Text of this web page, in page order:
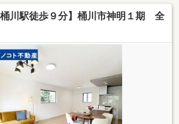
桶川駅徒歩９分】桶川市神明１期 全